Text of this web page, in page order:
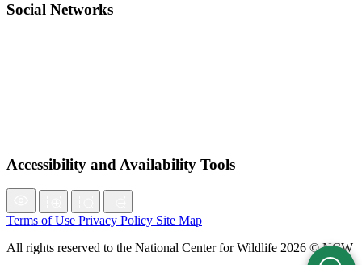
Social Networks
Accessibility and Availability Tools
Terms of Use Privacy Policy Site Map
All rights reserved to the National Center for Wildlife 2026 © NCW